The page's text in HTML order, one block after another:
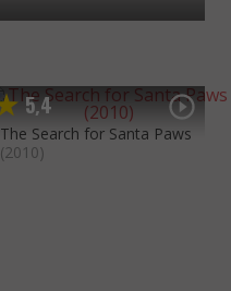
5,4
The Search for Santa Paws
(2010)